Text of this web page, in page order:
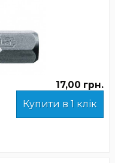
17,00 грн.
Купити в 1 клік